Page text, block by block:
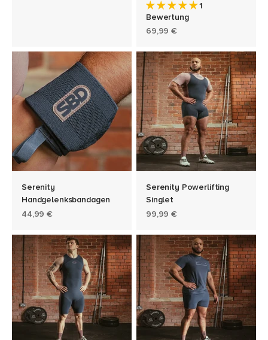
1
Bewertung
Angebot
69,99 €
Serenity
Handgelenksbandagen
Angebot
44,99 €
Serenity Powerlifting
Singlet
Angebot
99,99 €